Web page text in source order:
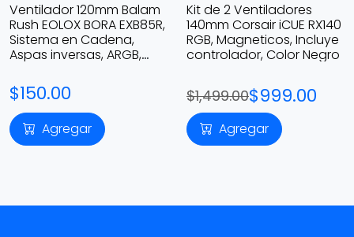
Ventilador 120mm Balam
Rush EOLOX BORA EXB85R,
Sistema en Cadena,
Aspas inversas, ARGB,
$150.00
Agregar
Kit de 2 Ventiladores
140mm Corsair iCUE RX140
RGB, Magneticos, Incluye
controlador, Color Negro
$1,499.00$999.00
Agregar